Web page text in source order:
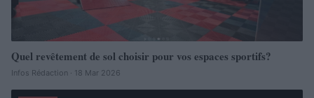
Quel revêtement de sol choisir pour vos espaces sportifs?
Infos Rédaction · 18 Mar 2026